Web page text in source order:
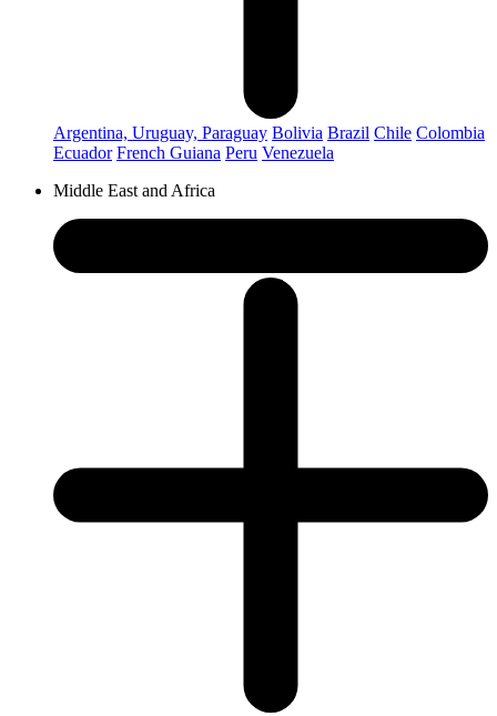
Argentina, Uruguay, Paraguay Bolivia Brazil Chile Colombia
Ecuador French Guiana Peru Venezuela
Middle East and Africa